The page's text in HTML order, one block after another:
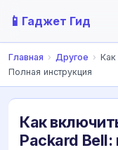
📱 Гаджет Гид
Главная › Другое › Как
Полная инструкция
Как
Packard Bell: